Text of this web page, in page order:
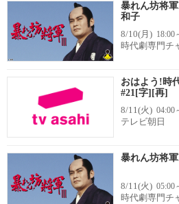
暴れん坊将
和子
8/10(月) 18:00
時代劇専門チ
おはよう!時
#21[字][再]
8/11(火) 04:00
テレビ朝日
暴れん坊将
8/11(火) 05:00
時代劇専門チ